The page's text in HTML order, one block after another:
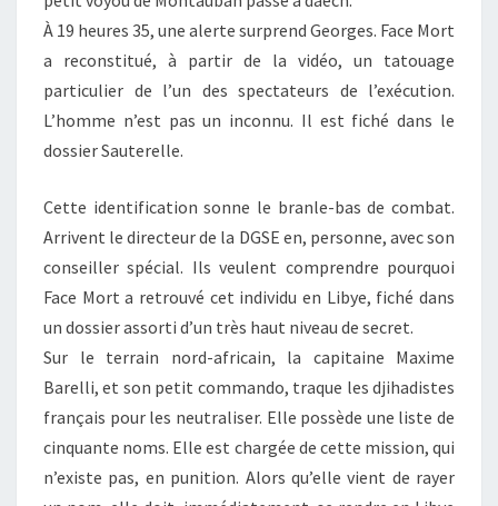
À 19 heures 35, une alerte surprend Georges. Face Mort
a reconstitué, à partir de la vidéo, un tatouage
particulier de l’un des spectateurs de l’exécution.
L’homme n’est pas un inconnu. Il est fiché dans le
dossier Sauterelle.
Cette identification sonne le branle-bas de combat.
Arrivent le directeur de la DGSE en, personne, avec son
conseiller spécial. Ils veulent comprendre pourquoi
Face Mort a retrouvé cet individu en Libye, fiché dans
un dossier assorti d’un très haut niveau de secret.
Sur le terrain nord-africain, la capitaine Maxime
Barelli, et son petit commando, traque les djihadistes
français pour les neutraliser. Elle possède une liste de
cinquante noms. Elle est chargée de cette mission, qui
n’existe pas, en punition. Alors qu’elle vient de rayer